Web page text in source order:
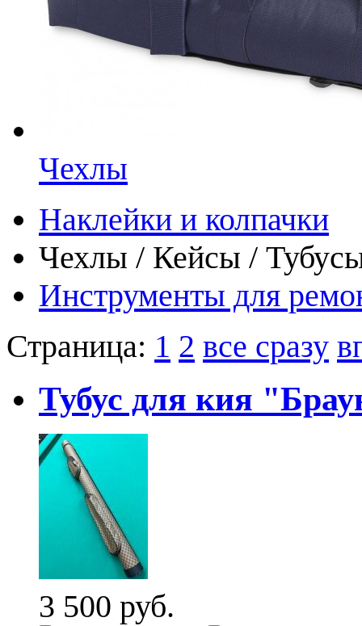
Чехлы
Наклейки и колпачки
Чехлы / Кейсы /
Инструменты для
Страница: 1 2 все сразу
Тубус для кия
3 500 руб.